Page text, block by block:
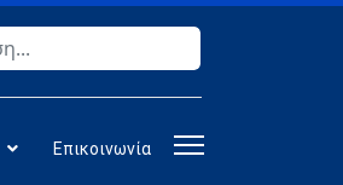
Επικοινωνία